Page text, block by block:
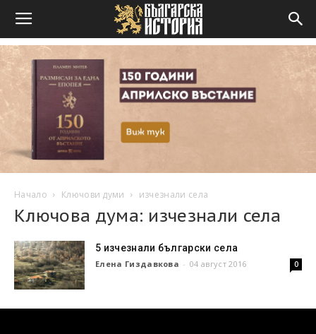
Начало Ключови думи изчезнали села
Ключова дума: изчезнали села
5 изчезнали български села
Елена Гиздавкова - 04 август 2016 0